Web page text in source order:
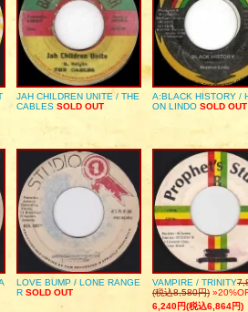
JAH CHILDREN UNITE / THE
CABLES SOLD OUT
A:BLACK HISTORY /
ON LINDO SOLD OUT
LOVE BUMP / LONE RANGE
R SOLD OUT
VAMPIRE / TRINITY
(税込8,580円)
6,240円(税込6,864円)